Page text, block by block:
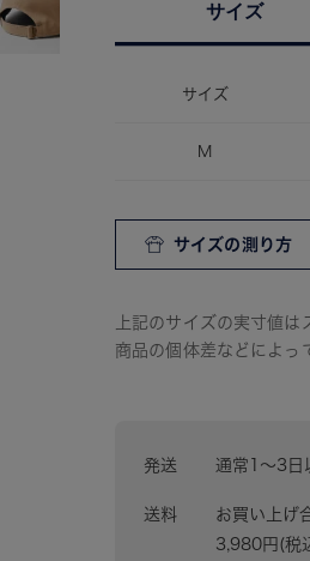
サイズ
サイズ
M
サイズの測り方
上記のサイズの実寸値は
商品の個体差などによっ
発送 通常1〜3日
送料
お買い上げ
3,980円(税